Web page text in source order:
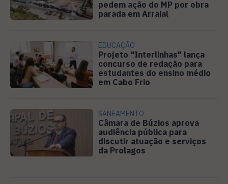
pedem ação do MP por obra
parada em Arraial
EDUCAÇÃO
Projeto "Interlinhas" lança
concurso de redação para
estudantes do ensino médio
em Cabo Frio
SANEAMENTO
Câmara de Búzios aprova
audiência pública para
discutir atuação e serviços
da Prolagos